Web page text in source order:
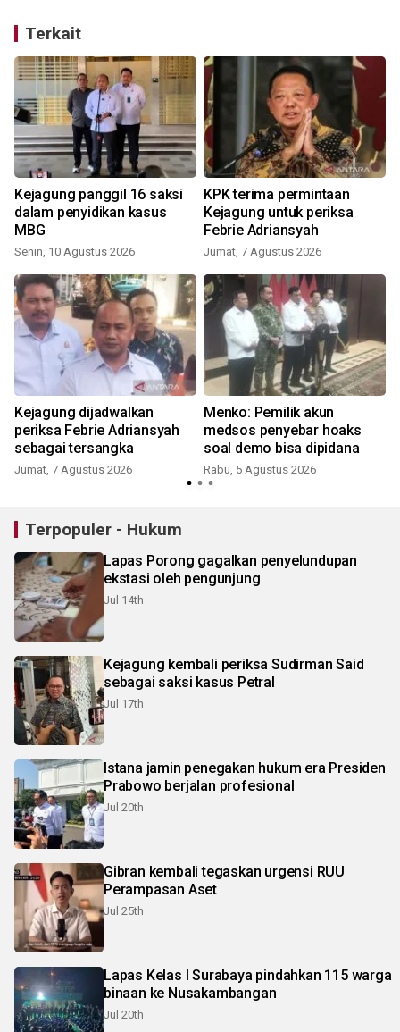
Terkait
Kejagung panggil 16 saksi
dalam penyidikan kasus
MBG
Senin, 10 Agustus 2026
KPK terima permintaan
Kejagung untuk periksa
Febrie Adriansyah
Jumat, 7 Agustus 2026
Kejagung dijadwalkan
periksa Febrie Adriansyah
sebagai tersangka
Jumat, 7 Agustus 2026
Menko: Pemilik akun
medsos penyebar hoaks
soal demo bisa dipidana
Rabu, 5 Agustus 2026
Terpopuler - Hukum
Lapas Porong gagalkan penyelundupan
ekstasi oleh pengunjung
Jul 14th
Kejagung kembali periksa Sudirman Said
sebagai saksi kasus Petral
Jul 17th
Istana jamin penegakan hukum era Presiden
Prabowo berjalan profesional
Jul 20th
Gibran kembali tegaskan urgensi RUU
Perampasan Aset
Jul 25th
Lapas Kelas I Surabaya pindahkan 115 warga
binaan ke Nusakambangan
Jul 20th